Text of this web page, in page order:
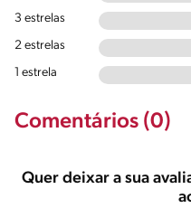
3 estrelas
2 estrelas
1 estrela
Comentários (0)
Quer deixar a sua